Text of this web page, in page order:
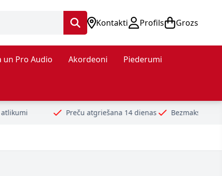
Kontakti Profils Grozs
un Pro Audio Akordeoni Piederumi
Preču atgriešana 14 dienas Bezmaksas piegāde no 99€